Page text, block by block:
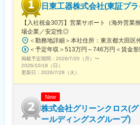
日東工器株式会社(東証プ
【入社祝金30万】営業サポート（海外営
場企業／安定性◎
掲載予定期間： 2026/7/20（月） 〜
2026/10/18（日）
更新日： 2026/7/28（火）
New
株式会社グリーンクロス(
ールディングスグループ)